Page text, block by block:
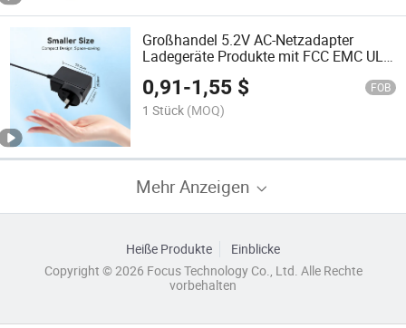
Großhandel 5.2V AC-Netzadapter
Ladegeräte Produkte mit FCC EMC UL
cUL PSE Kc Kcc SAA C-Tick
Netzadapter Fabrik 12V 1A RoHS AC-
Adapter
0,91-1,55 $ FOB
1 Stück (MOQ)
Mehr Anzeigen
Heiße Produkte
Einblicke
Copyright © 2026 Focus Technology Co., Ltd. Alle Rechte
vorbehalten